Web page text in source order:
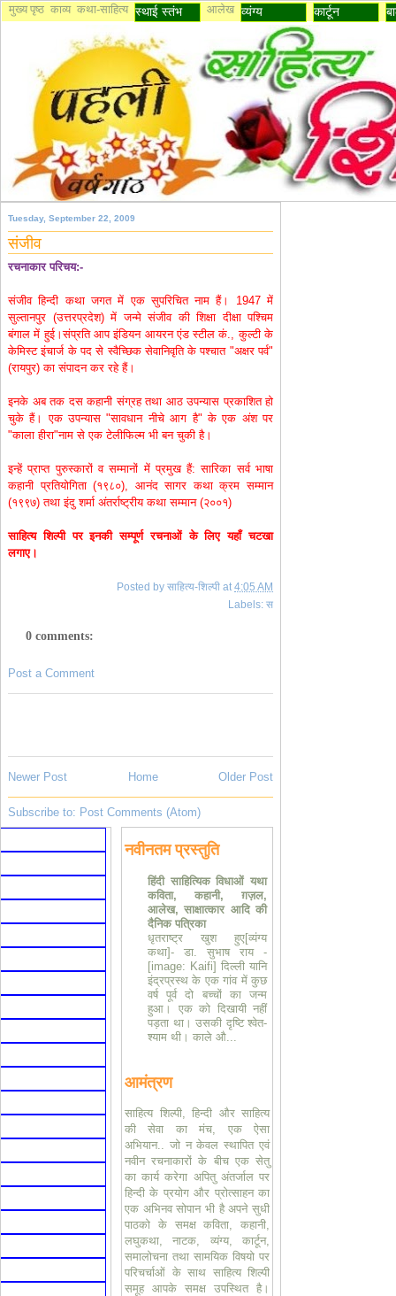
मुख्य पृष्ठ काव्य कथा-साहित्य स्थाई स्तंभ आलेख व्यंग्य कार्टून
Tuesday, September 22, 2009
संजीव
रचनाकार परिचय:-
संजीव हिन्दी कथा जगत में एक सुपरिचित नाम हैं। 1947 में
सुल्तानपुर (उत्तरप्रदेश) में जन्मे संजीव की शिक्षा दीक्षा पश्चिम
बंगाल में हुई।संप्रति आप इंडियन आयरन एंड स्टील कं., कुल्टी के
केमिस्ट इंचार्ज के पद से स्वैच्छिक सेवानिवृति के पश्चात "अक्षर पर्व"
(रायपुर) का संपादन कर रहे हैं।
इनके अब तक दस कहानी संग्रह तथा आठ उपन्यास प्रकाशित हो
चुके हैं। एक उपन्यास "सावधान नीचे आग है" के एक अंश पर
"काला हीरा"नाम से एक टेलीफिल्म भी बन चुकी है।
इन्हें प्राप्त पुरुस्कारों व सम्मानों में प्रमुख हैं: सारिका सर्व भाषा
कहानी प्रतियोगिता (१९८०), आनंद सागर कथा क्रम सम्मान
(१९९७) तथा इंदु शर्मा अंतर्राष्ट्रीय कथा सम्मान (२००१)
साहित्य शिल्पी पर इनकी सम्पूर्ण रचनाओं के लिए यहाँ चटखा
लगाए।
Posted by साहित्य-शिल्पी at 4:05 AM
Labels: स
0 comments:
Post a Comment
Newer Post Older Post
Home
Subscribe to: Post Comments (Atom)
नवीनतम प्रस्तुति
हिंदी साहित्यिक विधाओं यथा
कविता, कहानी, ग़ज़ल,
आलेख, साक्षात्कार आदि की
दैनिक पत्रिका
धृतराष्ट्र खुश हुए[व्यंग्य
कथा]- डा. सुभाष राय-
[image: Kaifi] दिल्ली यानि
इंद्रप्रस्थ के एक गांव में कुछ
वर्ष पूर्व दो बच्चों का जन्म
हुआ। एक को दिखायी नहीं
पड़ता था। उसकी दृष्टि श्वेत-
श्याम थी। काले औ...
आमंत्रण
साहित्य शिल्पी, हिन्दी और साहित्य
की सेवा का मंच, एक ऐसा
अभियान.. जो न केवल स्थापित एवं
नवीन रचनाकारों के बीच एक सेतु
का कार्य करेगा अपितु अंतर्जाल पर
हिन्दी के प्रयोग और प्रोत्साहन का
एक अभिनव सोपान भी है अपने सुधी
पाठको के समक्ष कविता, कहानी,
लघुकथा, नाटक, व्यंग्य, कार्टून,
समालोचना तथा सामयिक विषयो पर
परिचर्चाओं के साथ साहित्य शिल्पी
समूह आपके समक्ष उपस्थित है।